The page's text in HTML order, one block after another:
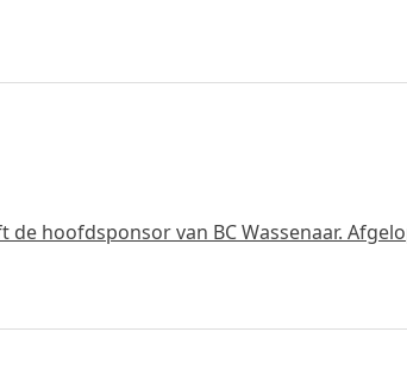
hoofdsponsor van BC Wassenaar.